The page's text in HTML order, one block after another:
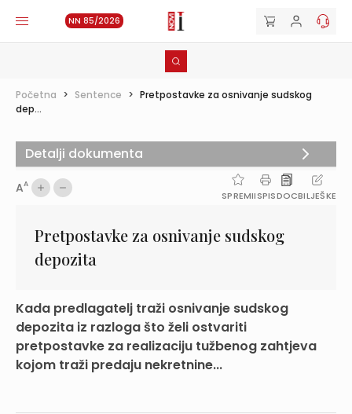
NN 85/2026
Početna > Sentence > Pretpostavke za osnivanje sudskog
dep...
AA
SPREMIISPISDOCBILJEŠKE
Pretpostavke za osnivanje sudskog
depozita
Kada predlagatelj traži osnivanje sudskog
depozita iz razloga što želi ostvariti
pretpostavke za realizaciju tužbenog zahtjeva
kojom traži predaju nekretnine...
Detalji dokumenta